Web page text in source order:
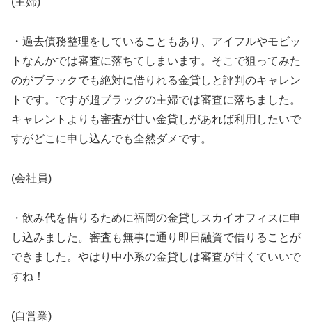
・過去債務整理をしていることもあり、アイフルやモビッ
トなんかでは審査に落ちてしまいます。そこで狙ってみた
のがブラックでも絶対に借りれる金貸しと評判のキャレン
トです。ですが超ブラックの主婦では審査に落ちました。
キャレントよりも審査が甘い金貸しがあれば利用したいで
すがどこに申し込んでも全然ダメです。
(会社員)
・飲み代を借りるために福岡の金貸しスカイオフィスに申
し込みました。審査も無事に通り即日融資で借りることが
できました。やはり中小系の金貸しは審査が甘くていいで
すね！
(自営業)